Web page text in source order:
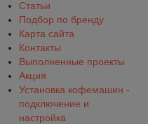
Статьи
Подбор по бренду
Карта сайта
Контакты
Выполненные проекты
Акция
Установка кофемашин -
подключение и
настройка